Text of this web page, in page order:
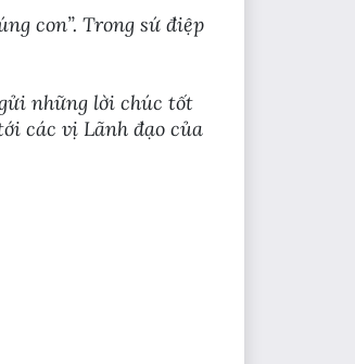
con”. Trong sứ điệp
những lời chúc tốt
các vị Lãnh đạo của